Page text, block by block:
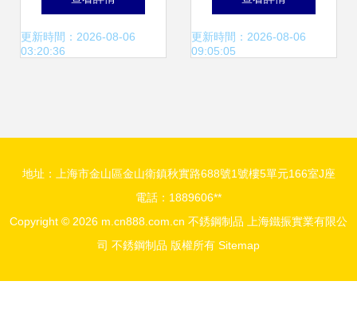
錐形健康浴杯全解
更新時間：2026-08-06
03:20:36
鋼水箱領域的專業
更新時間：2026-08-06
09:05:05
地址：上海市金山區金山衛鎮秋實路688號1號樓5單元166室J座
電話：1889606**
Copyright © 2026 m.cn888.com.cn 不銹鋼制品
上海鐵振實業有限公
司 不銹鋼制品 版權所有 Sitemap